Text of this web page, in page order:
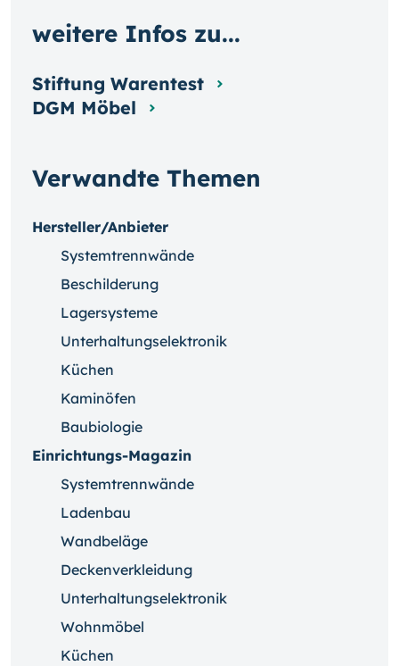
Verwandte Themen
Hersteller/Anbieter
Systemtrennwände
Beschilderung
Lagersysteme
Unterhaltungselektronik
Küchen
Kaminöfen
Baubiologie
Einrichtungs-Magazin
Systemtrennwände
Ladenbau
Wandbeläge
Deckenverkleidung
Unterhaltungselektronik
Wohnmöbel
Küchen
weitere Infos zu...
Stiftung Warentest
DGM Möbel